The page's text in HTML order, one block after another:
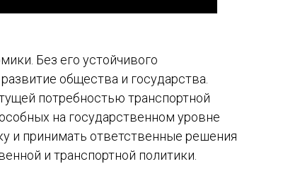
Без его устойчивого
общества и государства.
потребностью транспортной
на государственном уровне
и принимать ответственные решения
и транспортной политики.